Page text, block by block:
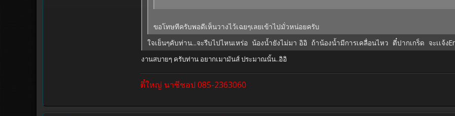
ขอโทษทีครับพอดีเห็นวางไว้เฉยๆเลยเข้าไปมั่วหน่อยครับ
ใจเย็นๆคับท่าน...จะรีบไปไหนเหร่อ น้องน้ำยังไม่มา อิอิ ถ้าน้องน้ำมีการเคลื่อนไหว ตี๋ปากเกร็ด จะเเจ้ง
งานสบายๆ ครับท่าน อยากเมามันส์ ประมาณนั้น..อิอิ
ตี๋ใหญ่ นาซีชอป 085-2363060